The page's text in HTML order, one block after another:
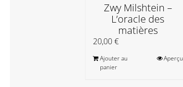
Zwy Milshtein –
L’oracle des
matières
20,00€
Ajouter au
panier
Aperçu